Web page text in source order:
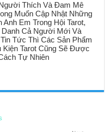
Thích Và Đam Mê
Muốn Cập Nhật Những
Em Trong Hội Tarot,
Danh Cả Người Mới Và
Tức Thì Các Sản Phẩm
Kiện Tarot Cũng Sẽ Được
Tự Nhiên